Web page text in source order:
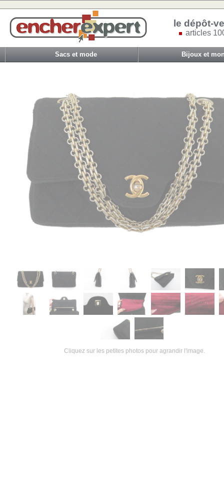
le dépôt-
articles
Sacs et mode Bijoux et
Cliquez sur les petites photos pour agrandir l'image.